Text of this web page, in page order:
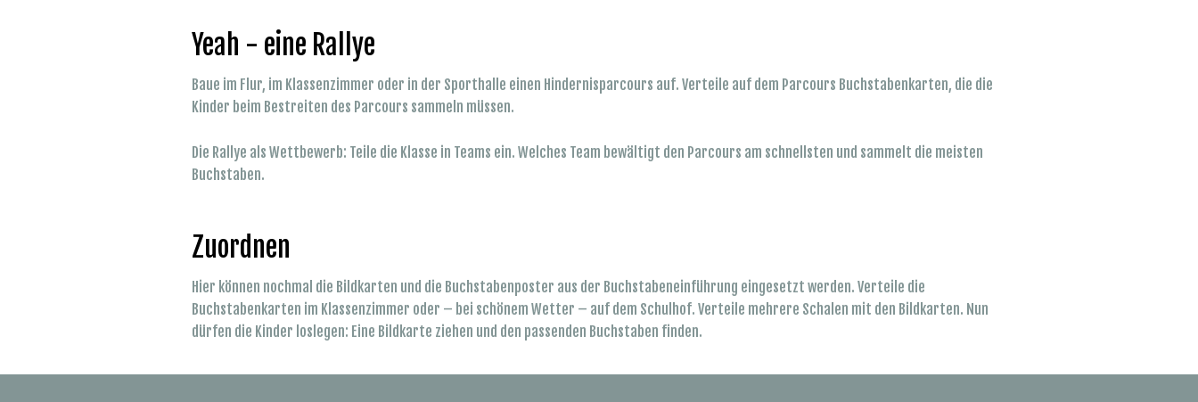
Yeah - eine Rallye
Baue im Flur, im Klassenzimmer oder in der Sporthalle einen Hindernisparcours auf. Verteile auf dem Parcours Buchstabenkarten, die die
Kinder beim Bestreiten des Parcours sammeln müssen.
Die Rallye als Wettbewerb: Teile die Klasse in Teams ein. Welches Team bewältigt den Parcours am schnellsten und sammelt die meisten
Buchstaben.
Zuordnen
Hier können nochmal die Bildkarten und die Buchstabenposter aus der Buchstabeneinführung eingesetzt werden. Verteile die
Buchstabenkarten im Klassenzimmer oder – bei schönem Wetter – auf dem Schulhof. Verteile mehrere Schalen mit den Bildkarten. Nun
dürfen die Kinder loslegen: Eine Bildkarte ziehen und den passenden Buchstaben finden.